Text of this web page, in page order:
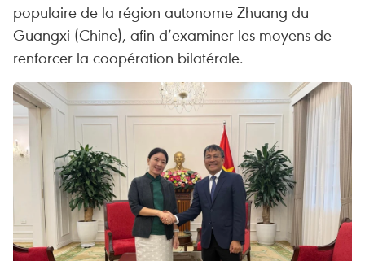
populaire de la région autonome Zhuang du
Guangxi (Chine), afin d’examiner les moyens de
renforcer la coopération bilatérale.